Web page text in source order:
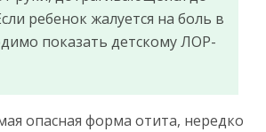
ребенок жалуется на боль в
показать детскому ЛОР-
опасная форма отита, нередко